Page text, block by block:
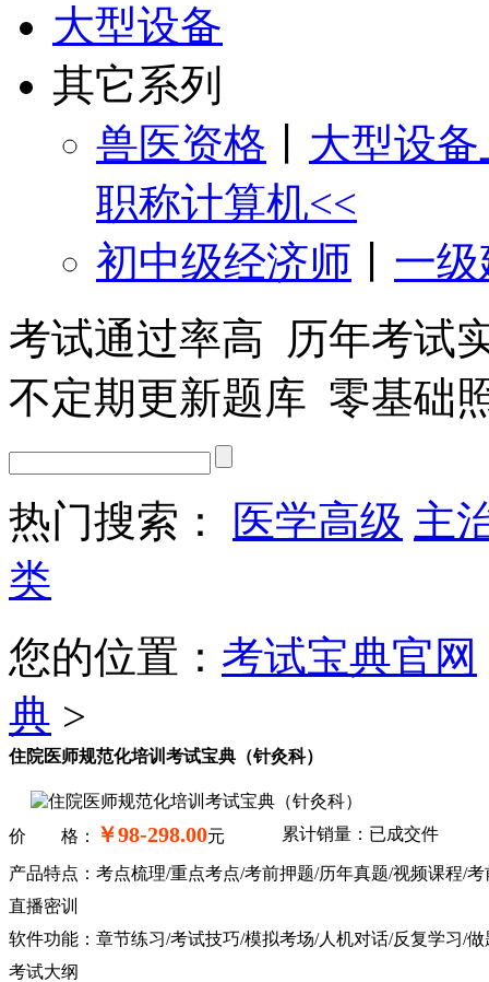
大型设备
其它系列
兽医资格
大型设
职称计算机<<
初中级经济师
一
考试通过率高 历年考试
不定期更新题库 零基础
热门搜索： 医学高级 主
类
您的位置： 考试宝典官网
典 >
住院医师规范化培训考试宝典（针灸科）
价 格： ￥98-298.00元 累计销量：已成交件
产品特点：考点梳理/重点考点/考前押题/历年真题/视频课程/考
直播密训
软件功能：章节练习/考试技巧/模拟考场/人机对话/反复学习/做
考试大纲